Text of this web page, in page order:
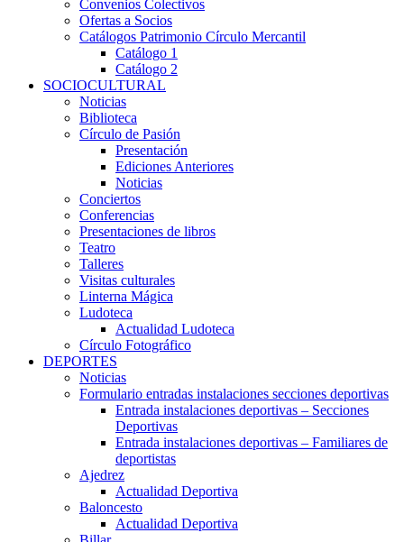
Convenios Colectivos
Ofertas a Socios
Catálogos Patrimonio Círculo Mercantil
Catálogo 1
Catálogo 2
SOCIOCULTURAL
Noticias
Biblioteca
Círculo de Pasión
Presentación
Ediciones Anteriores
Noticias
Conciertos
Conferencias
Presentaciones de libros
Teatro
Talleres
Visitas culturales
Linterna Mágica
Ludoteca
Actualidad Ludoteca
Círculo Fotográfico
DEPORTES
Noticias
Formulario entradas instalaciones secciones deportivas
Entrada instalaciones deportivas – Secciones
Deportivas
Entrada instalaciones deportivas – Familiares de
deportistas
Ajedrez
Actualidad Deportiva
Baloncesto
Actualidad Deportiva